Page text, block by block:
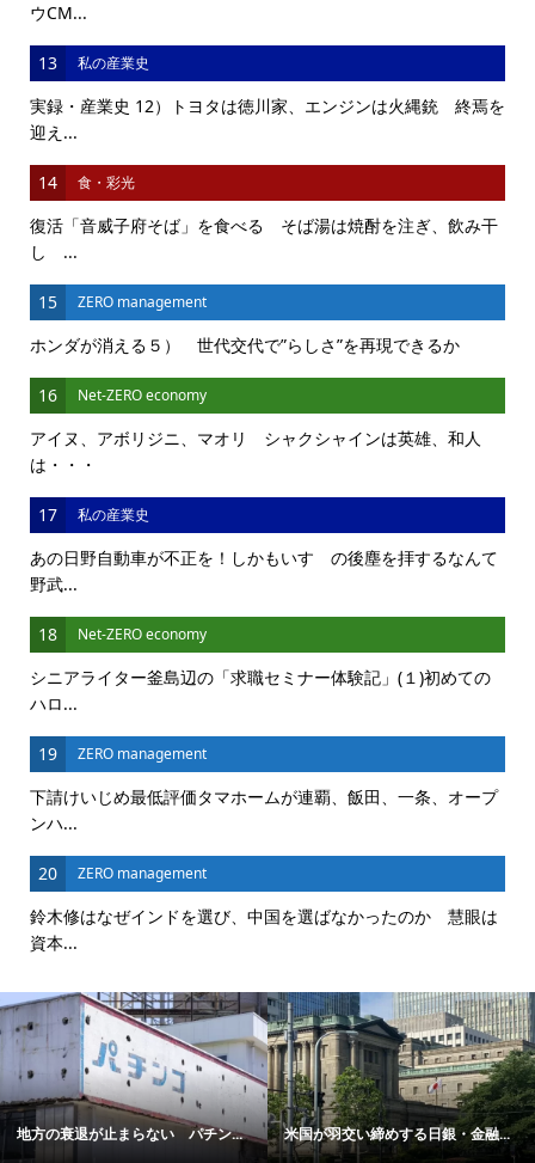
ウCM...
13 私の産業史
実録・産業史 12）トヨタは徳川家、エンジンは火縄銃 終焉を
迎え...
14 食・彩光
復活「音威子府そば」を食べる そば湯は焼酎を注ぎ、飲み干
し ...
15 ZERO management
ホンダが消える５） 世代交代で”らしさ”を再現できるか
16 Net-ZERO economy
アイヌ、アボリジニ、マオリ シャクシャインは英雄、和人
は・・・
17 私の産業史
あの日野自動車が不正を！しかもいすゞの後塵を拝するなんて
野武...
18 Net-ZERO economy
シニアライター釜島辺の「求職セミナー体験記」(１)初めての
ハロ...
19 ZERO management
下請けいじめ最低評価タマホームが連覇、飯田、一条、オープ
ンハ...
20 ZERO management
鈴木修はなぜインドを選び、中国を選ばなかったのか 慧眼は
資本...
地方の衰退が止まらない パチン... 米国が羽交い締めする日銀・金融...